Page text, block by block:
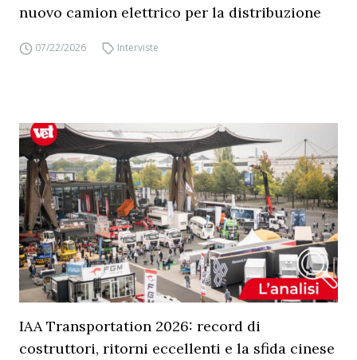
nuovo camion elettrico per la distribuzione
07/22/2026 Interviste
IAA Transportation 2026: record di
costruttori, ritorni eccellenti e la sfida cinese